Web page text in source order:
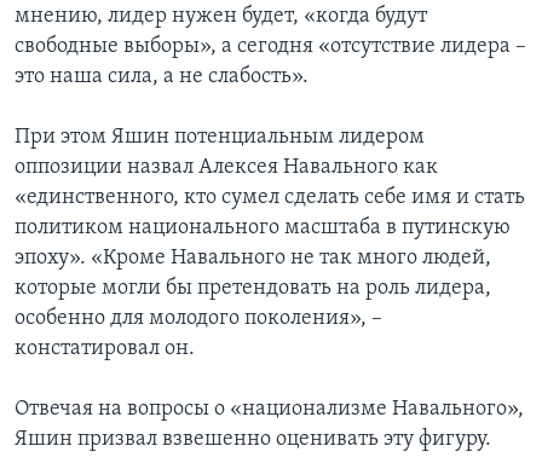
мнению, лидер нужен будет, «когда будут
свободные выборы», а сегодня «отсутствие лидера –
это наша сила, а не слабость».
При этом Яшин потенциальным лидером
оппозиции назвал Алексея Навального как
«единственного, кто сумел сделать себе имя и стать
политиком национального масштаба в путинскую
эпоху». «Кроме Навального не так много людей,
которые могли бы претендовать на роль лидера,
особенно для молодого поколения», –
констатировал он.
Отвечая на вопросы о «национализме Навального»,
Яшин призвал взвешенно оценивать эту фигуру.